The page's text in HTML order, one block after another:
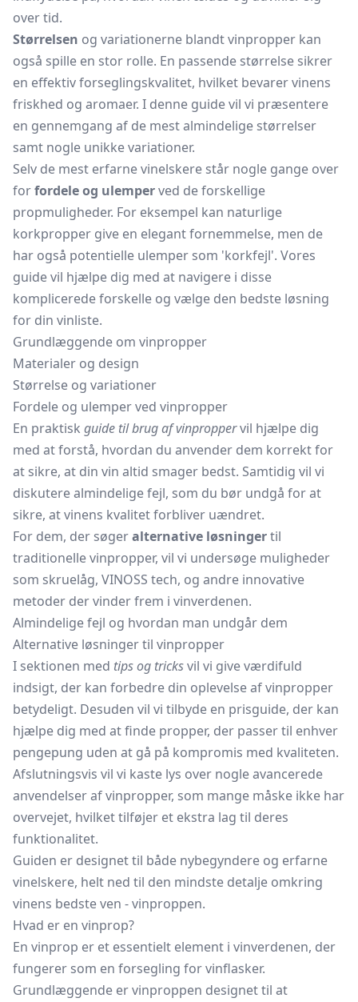
over tid.
Størrelsen og variationerne blandt vinpropper kan
også spille en stor rolle. En passende størrelse sikrer
en effektiv forseglingskvalitet, hvilket bevarer vinens
friskhed og aromaer. I denne guide vil vi præsentere
en gennemgang af de mest almindelige størrelser
samt nogle unikke variationer.
Selv de mest erfarne vinelskere står nogle gange over
forfordele og ulemperved de forskellige
propmuligheder. For eksempel kan naturlige
korkpropper give en elegant fornemmelse, men de
har også potentielle ulemper som 'korkfejl'. Vores
guide vil hjælpe dig med at navigere i disse
komplicerede forskelle og vælge den bedste løsning
for din vinliste.
Grundlæggende om vinpropper
Materialer og design
Størrelse og variationer
Fordele og ulemper ved vinpropper
En praktisk guide til brug af vinproppervil hjælpe dig
med at forstå, hvordan du anvender dem korrekt for
at sikre, at din vin altid smager bedst. Samtidig vil vi
diskutere almindelige fejl, som du bør undgå for at
sikre, at vinens kvalitet forbliver uændret.
For dem, der søgeralternative løsningertil
traditionelle vinpropper, vil vi undersøge muligheder
som skruelåg, VINOSS tech, og andre innovative
metoder der vinder frem i vinverdenen.
Almindelige fejl og hvordan man undgår dem
Alternative løsninger til vinpropper
I sektionen med tips og tricksvil vi give værdifuld
indsigt, der kan forbedre din oplevelse af vinpropper
betydeligt. Desuden vil vi tilbyde en prisguide, der kan
hjælpe dig med at finde propper, der passer til enhver
pengepung uden at gå på kompromis med kvaliteten.
Afslutningsvis vil vi kaste lys over nogle avancerede
anvendelser af vinpropper, som mange måske ikke har
overvejet, hvilket tilføjer et ekstra lag til deres
funktionalitet.
Guiden er designet til både nybegyndere og erfarne
vinelskere, helt ned til den mindste detalje omkring
vinens bedste ven - vinproppen.
Hvad er en vinprop?
En vinprop er et essentielt element i vinverdenen, der
fungerer som en forsegling for vinflasker.
Grundlæggende er vinproppen designet til at